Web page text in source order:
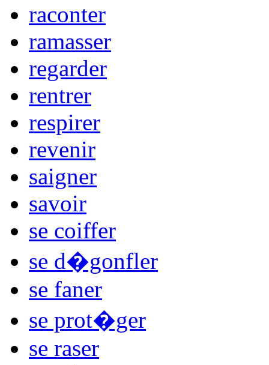
raconter
ramasser
regarder
rentrer
respirer
revenir
saigner
savoir
se coiffer
se d�gonfler
se faner
se prot�ger
se raser